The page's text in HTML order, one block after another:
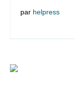
par helpress